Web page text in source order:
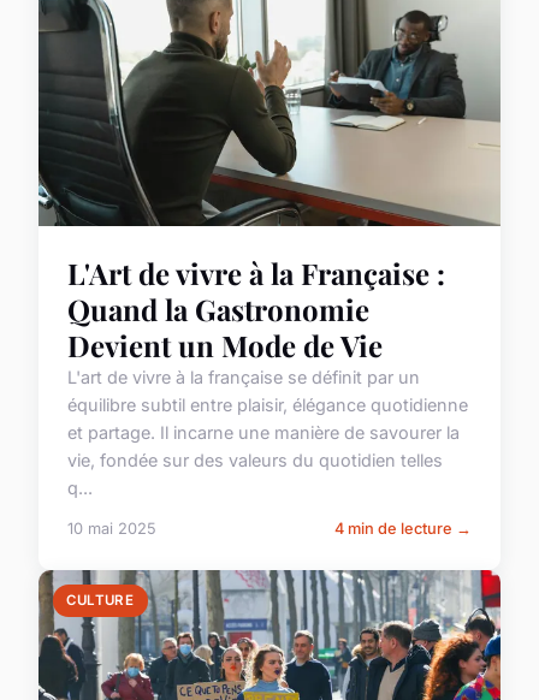
L'Art de vivre à la Française :
Quand la Gastronomie
Devient un Mode de Vie
L'art de vivre à la française se définit par un
équilibre subtil entre plaisir, élégance quotidienne
et partage. Il incarne une manière de savourer la
vie, fondée sur des valeurs du quotidien telles
q...
10 mai 2025 4 min de lecture →
CULTURE